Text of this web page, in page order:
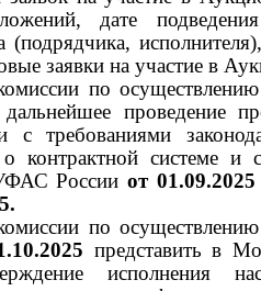
дате
(подрядчика,
заявки на участие в
по
дальнейшее проведение
с требованиями
контрактной системе и
Россииот
по
представить в
исполнения